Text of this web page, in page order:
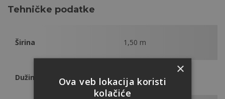
Tehničke podatke
Širina 1,50 m
Dužina rolne 50 m
×
Ova veb lokacija koristi
kolačiće